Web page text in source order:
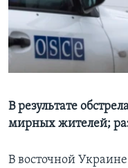
Learning English
СОЦИАЛЬНЫЕ СЕТИ
Языки
В результате
мирных жителей;
В восточной